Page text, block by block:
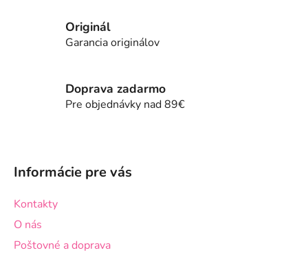
e
v
k
e
Originál
Garancia originálov
Doprava zadarmo
Pre objednávky nad 89€
Informácie pre vás
Kontakty
O nás
Poštovné a doprava